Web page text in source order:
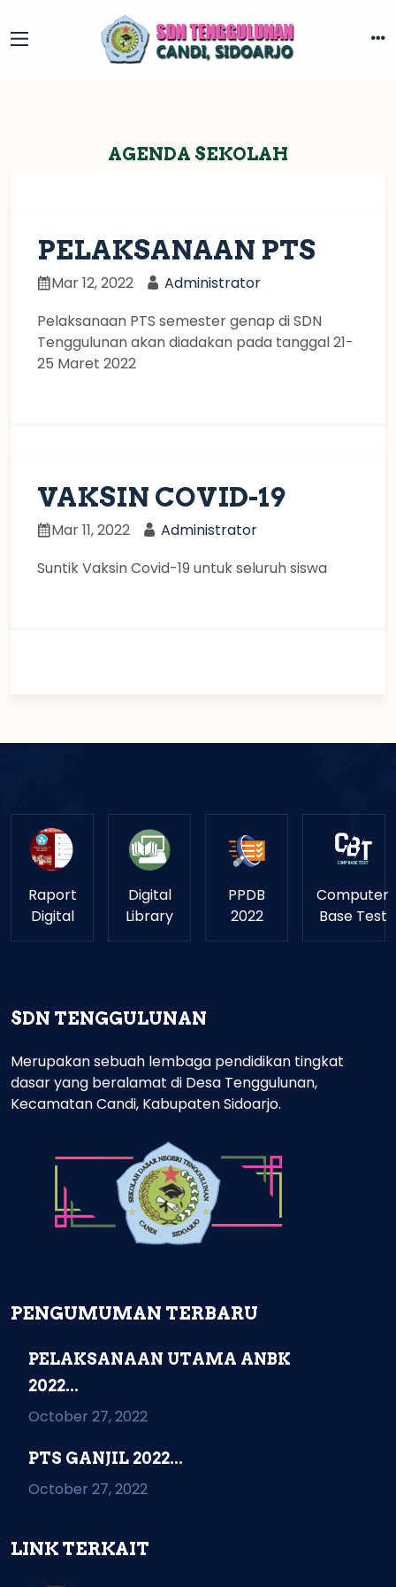
AGENDA SEKOLAH
PELAKSANAAN PTS
Mar 12, 2022
Administrator
Pelaksanaan PTS semester genap di SDN
Tenggulunan akan diadakan pada tanggal 21-
25 Maret 2022
VAKSIN COVID-19
Mar 11, 2022
Administrator
Suntik Vaksin Covid-19 untuk seluruh siswa
Raport
Digital
Digital
Library
PPDB
2022
Computer
Base Test
SDN TENGGULUNAN
Merupakan sebuah lembaga pendidikan tingkat
dasar yang beralamat di Desa Tenggulunan,
Kecamatan Candi, Kabupaten Sidoarjo.
PENGUMUMAN TERBARU
PELAKSANAAN UTAMA ANBK
2022...
October 27, 2022
PTS GANJIL 2022...
October 27, 2022
LINK TERKAIT